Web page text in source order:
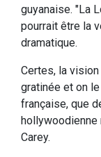
guyanaise. "La
pourrait être la
dramatique.
Certes, la
gratinée et on
française, que
hollywoodienne
Carey.